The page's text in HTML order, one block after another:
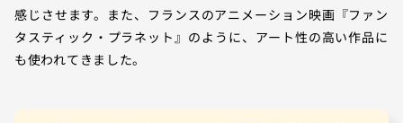
感じさせます。また、フランスのアニメーション映画『ファン
タスティック・プラネット』のように、アート性の高い作品に
も使われてきました。